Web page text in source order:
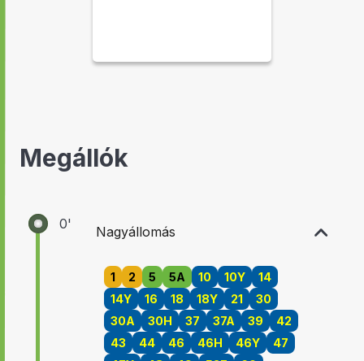
Megállók
0' Nagyállomás
1 2 5 5A 10 10Y
14
14Y
16 18 18Y 21
30
30A
30H 37 37A 39
42
43
44 46 46H 46Y
47